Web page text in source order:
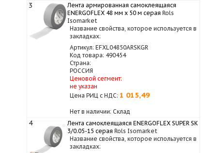
3
Лента армированная самоклеящаяся
ENERGOFLEX 48 мм х 50 м серая Rols
Isomarket
Название свойства, которое используется в
закладках:
Артикул: EFXL04850ARSKGR
Код товара: 490454
Страна:
РОССИЯ
Ценовой сегмент:
не указан
Цена РИЦ с НДС: 1 015,49
Нет в наличии: Склад
4
Лента самоклеящаяся ENERGOFLEX SUPER SK
3/0.05-15 серая Rols Isomarket
Название свойства, которое используется в
закладках: